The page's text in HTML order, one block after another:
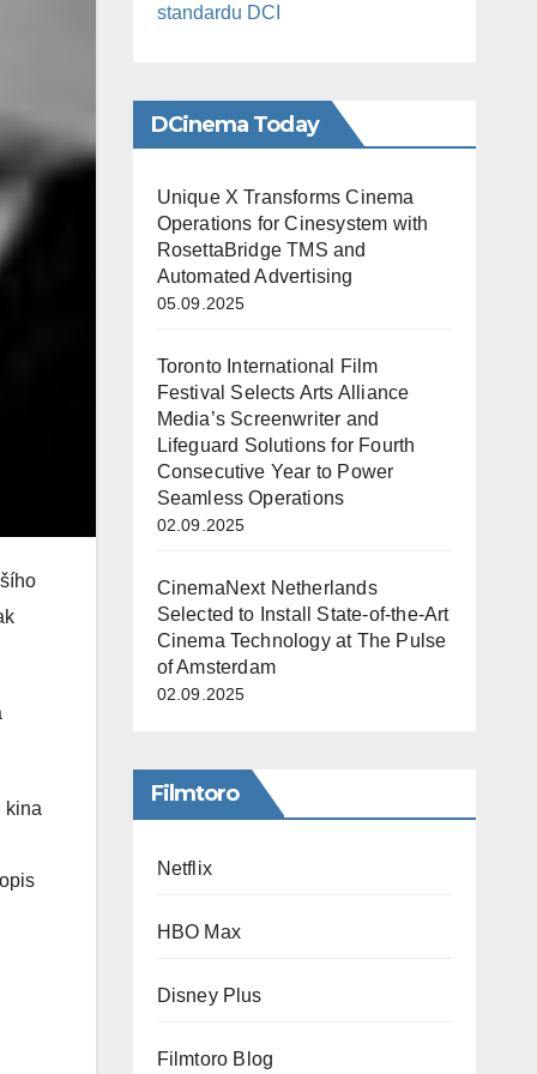
kina
standardu DCI
DCinema Today
Unique X Transforms Cinema
Operations for Cinesystem with
RosettaBridge TMS and
Automated Advertising
05.09.2025
Toronto International Film
Festival Selects Arts Alliance
Media’s Screenwriter and
Lifeguard Solutions for Fourth
Consecutive Year to Power
Seamless Operations
02.09.2025
CinemaNext Netherlands
Selected to Install State-of-the-Art
Cinema Technology at The Pulse
of Amsterdam
02.09.2025
Filmtoro
Netflix
HBO Max
Disney Plus
Filmtoro Blog